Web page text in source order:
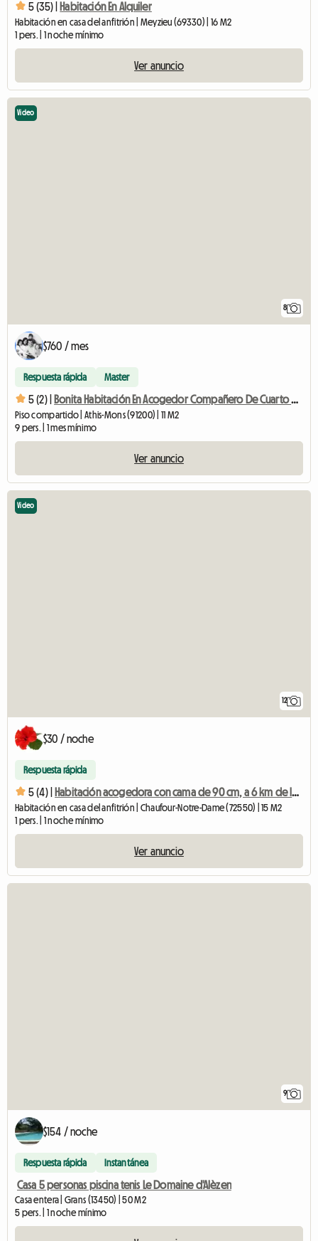
5 (35) | Habitación En Alquiler
Habitación en casa del anfitrión | Meyzieu (69330) | 16 M2
1 pers. | 1 noche mínimo
Ver anuncio
8
Video
$760 / mes
Respuesta rápida Master
5 (2) | Bonita Habitación En Acogedor Compañero De Cuarto # 2
Piso compartido | Athis-Mons (91200) | 11 M2
9 pers. | 1 mes mínimo
Ver anuncio
12
Video
$30 / noche
Respuesta rápida
5 (4) | Habitación acogedora con cama de 90 cm, a 6 km de la Universidad de Le Mans
Habitación en casa del anfitrión | Chaufour-Notre-Dame (72550) | 15 M2
1 pers. | 1 noche mínimo
Ver anuncio
9
$154 / noche
Respuesta rápida Instantánea
Casa 5 personas piscina tenis Le Domaine d'Alèzen
Casa entera | Grans (13450) | 50 M2
5 pers. | 1 noche mínimo